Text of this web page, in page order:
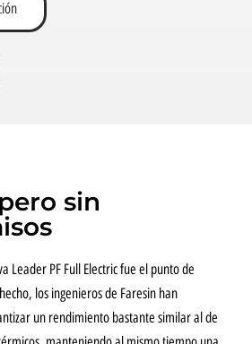
sin
Leader PF Full Electric fue el punto de
los ingenieros de Faresin han
un rendimiento bastante similar al de